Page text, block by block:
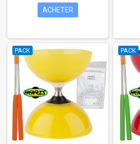
ACHETER
PACK PACK